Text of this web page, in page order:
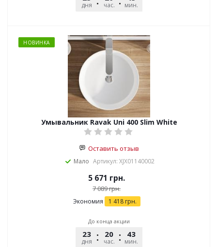
дня час. мин.
НОВИНКА
Умывальник Ravak Uni 400 Slim White
Оставить отзыв
Мало Артикул: XJX01140002
5 671 грн.
7 089грн.
Экономия 1 418грн.
До конца акции
23
дня
20
час.
43
мин.